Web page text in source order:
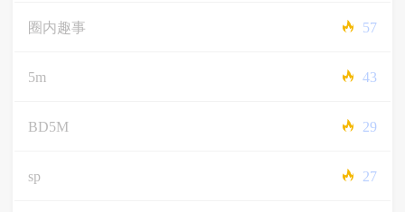
圈内趣事 57
5m 43
BD5M 29
sp 27